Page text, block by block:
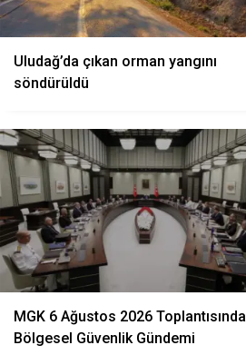
Uludağ’da çıkan orman yangını
söndürüldü
MGK 6 Ağustos 2026 Toplantısında
Bölgesel Güvenlik Gündemi